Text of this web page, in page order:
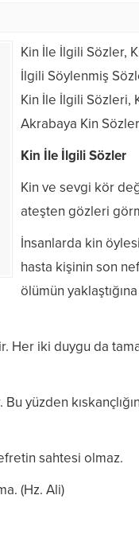
Kin İle İlgili Sözler,
İlgili Söylenmiş
Kin İle İlgili Sözleri,
Akrabaya Kin
Kin İle İlgili Sözler
Kin ve sevgi kör
ateşten gözleri
İnsanlarda kin
hasta kişinin son
ölümün
Her iki duygu da
yüzden
sahtesi olmaz.
(Hz. Ali)